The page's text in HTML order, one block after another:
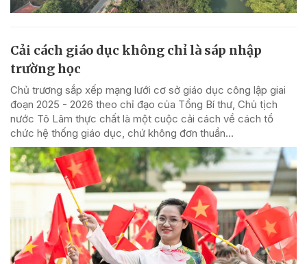
Cải cách giáo dục không chỉ là sáp nhập
trường học
Chủ trương sắp xếp mạng lưới cơ sở giáo dục công lập giai
đoạn 2025 - 2026 theo chỉ đạo của Tổng Bí thư, Chủ tịch
nước Tô Lâm thực chất là một cuộc cải cách về cách tổ
chức hệ thống giáo dục, chứ không đơn thuần...